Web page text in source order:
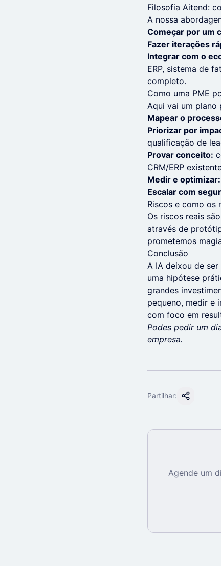
Filosofia Aitend:
A nossa
Começar por um
Fazer iterações
Integrar com o
ERP, sistema de
completo.
Como uma PME
Aqui vai um plano
Mapear o
Priorizar por
qualificação de
Provar conceito:
CRM/ERP
Medir e optimizar:
Escalar com
Riscos e como os
Os riscos reais
através de
prometemos
Conclusão
A IA deixou de
uma hipótese
grandes
pequeno, medir e
com foco em
Podes pedir um
empresa.
Partilhar:
Agende um